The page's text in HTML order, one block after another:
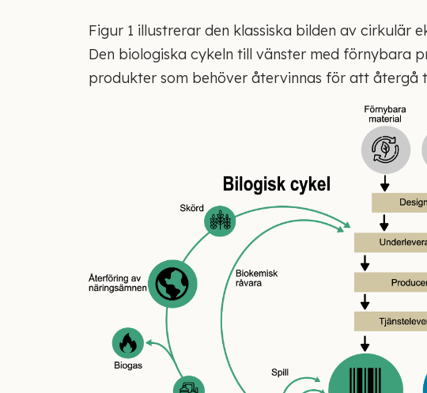
Figur 1 illustrerar den klassiska bilden av cirkulär
Den biologiska cykeln till vänster med förnybara
produkter som behöver återvinnas för att återgå